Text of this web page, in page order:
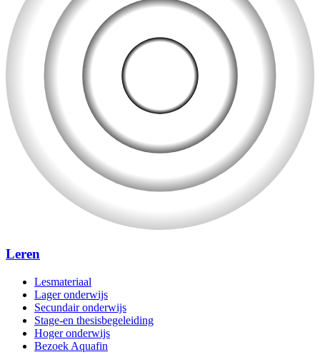
Leren
Lesmateriaal
Lager onderwijs
Secundair onderwijs
Stage-en thesisbegeleiding
Hoger onderwijs
Bezoek Aquafin